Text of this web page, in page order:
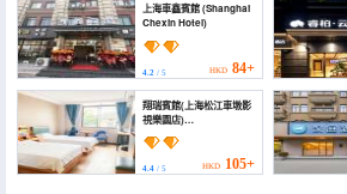
上海車鑫賓館 (Shanghai
Chexin Hotel)
4.2 / 5 HKD 84+
翔瑞賓館(上海松江車墩影
視樂園店)
(Shanghaixiangrui
Hotel)
4.4 / 5 HKD 105+